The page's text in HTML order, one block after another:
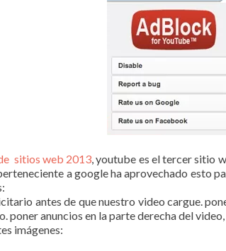
sitios web 2013, youtube es el tercer sitio
a google ha aprovechado esto
antes de que nuestro video cargue.
poner anuncios en la parte derecha del
imágenes: